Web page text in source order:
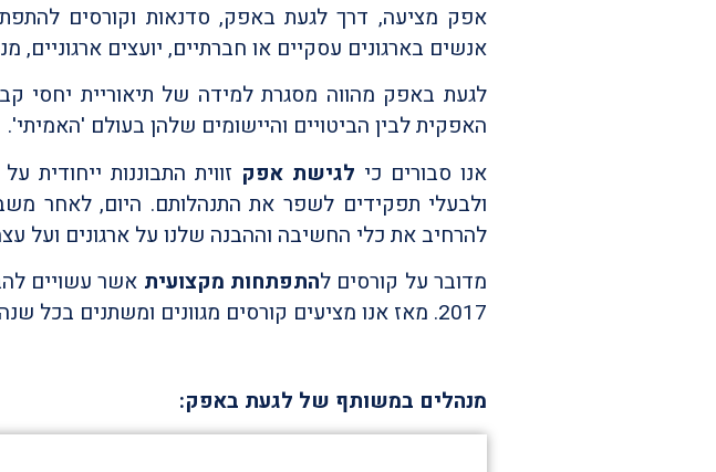
אפק מציעה, דרך לגעת באפק, סדנאות וקורסים
אנשים בארגונים עסקיים או חברתיים, יועצים ארגוניים,
לגעת באפק מהווה מסגרת למידה של תיאוריית יחסי
האפקית לבין הביטויים והיישומים שלהן בעולם 'האמיתי'.
אנו סבורים כי לגישת אפק זווית התבוננות ייחודית
ולבעלי תפקידים לשפר את התנהלותם. היום, לאחר
להרחיב את כלי החשיבה וההבנה שלנו על ארגונים ועל
מדובר על קורסים להתפתחות מקצועית אשר עשויים
2017. מאז אנו מציעים קורסים מגוונים ומשתנים בכל שנה.
מנהלים במשותף של לגעת באפק: